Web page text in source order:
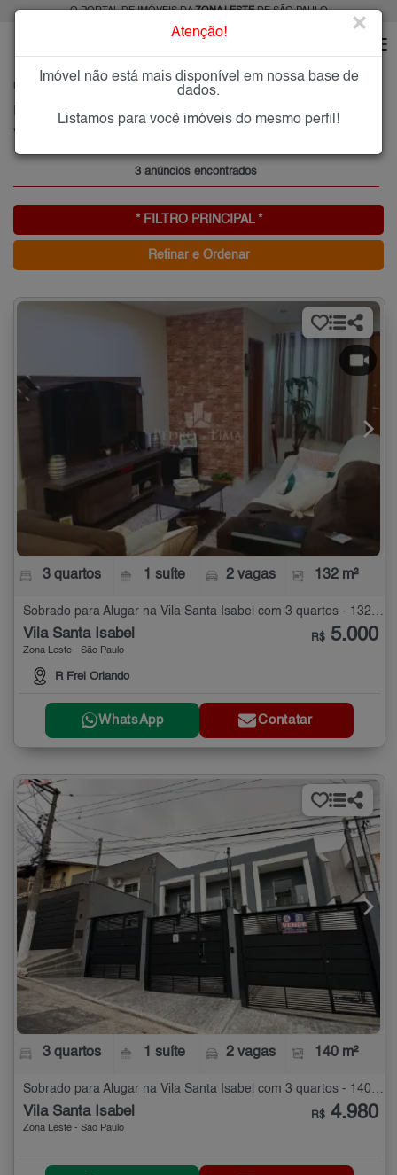
O PORTAL DE IMÓVEIS DAZONA LESTEDE SÃO PAULO
VILA SANTA ISABEL
Vila Santa Isabel, Zona Leste
3 anúncios encontrados
* FILTRO PRINCIPAL *
Refinar e Ordenar
3 quartos 1 suíte 2 vagas 132 m²
Vila Santa Isabel
Zona Leste - São Paulo
R Frei Orlando
R$ 5.000
WhatsApp Contatar
3 quartos 1 suíte 2 vagas 140 m²
Vila Santa Isabel
Zona Leste - São Paulo
R$ 4.980
Atenção! ×
Imóvel não está mais disponível em nossa base de
dados.
Listamos para você imóveis do mesmo perfil!